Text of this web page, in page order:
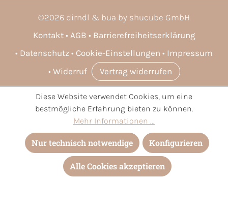
©2026 dirndl & bua by shucube GmbH
Kontakt
AGB
Barrierefreiheitserklärung
Datenschutz
Cookie-Einstellungen
Impressum
Widerruf
Vertrag widerrufen
* Alle Preise inkl. gesetzl. Mehrwertsteuer zzgl.Versandkosten
und ggf. Nachnahmegebühren, wenn nicht anders angegeben.
Diese Website verwendet Cookies, um eine
bestmögliche Erfahrung bieten zu können.
Mehr Informationen ...
Nur technisch notwendige Konfigurieren
Alle Cookies akzeptieren